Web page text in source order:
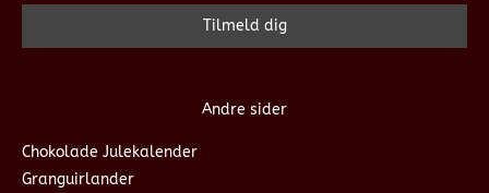
Andre sider
Chokolade Julekalender
Granguirlander